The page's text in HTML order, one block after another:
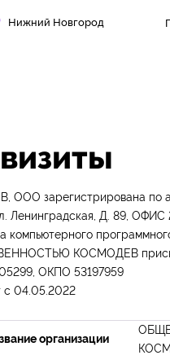
Нижний Новгород
ООО зарегистрирована по
Ленинградская, Д. 89,
компьютерного
КОСМОДЕВ
ОКПО 53197959
с 04.05.2022
организации